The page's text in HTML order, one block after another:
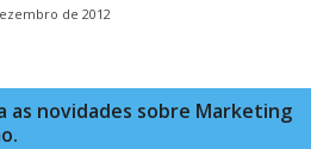
de 2012
as novidades sobre Marketing